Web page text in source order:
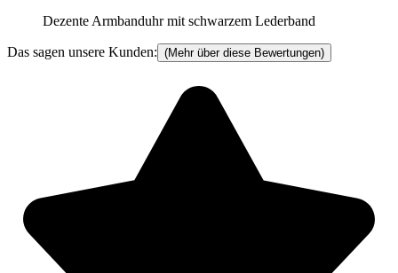
Dezente Armbanduhr mit schwarzem Lederband
Das sagen unsere Kunden: (Mehr über diese Bewertungen)